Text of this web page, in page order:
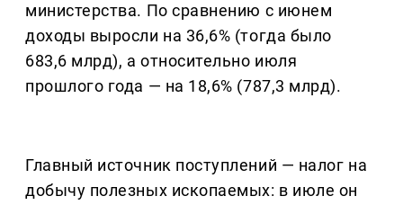
министерства. По сравнению с июнем
доходы выросли на 36,6% (тогда было
683,6 млрд), а относительно июля
прошлого года — на 18,6% (787,3 млрд).
Главный источник поступлений — налог на
добычу полезных ископаемых: в июле он